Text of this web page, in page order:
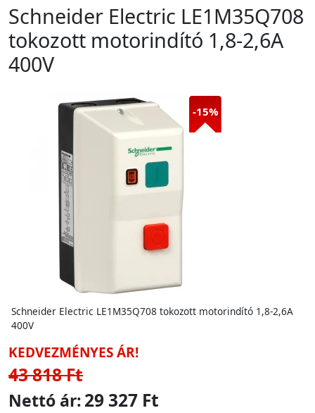
Schneider Electric LE1M35Q708
tokozott motorindító 1,8-2,6A
400V
-15%
Schneider Electric LE1M35Q708 tokozott motorindító 1,8-2,6A
400V
KEDVEZMÉNYES ÁR!
43 818 Ft
Nettó ár:29 327 Ft